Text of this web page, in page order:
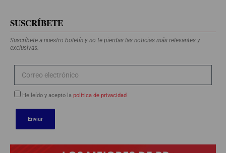
SUSCRÍBETE
Suscríbete a nuestro boletín y no te pierdas las noticias más relevantes y
exclusivas.
He leído y acepto la política de privacidad
Enviar